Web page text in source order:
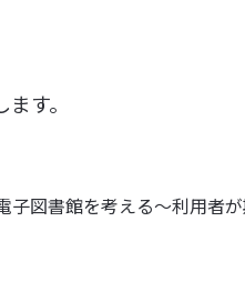
す。
図書館を考える～利用者